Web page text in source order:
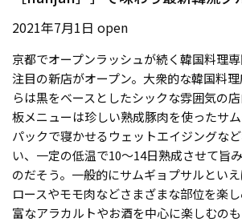
2021年7月1日 open
京都でオープンラッシュが続く韓国料理専
注目の新店がオープン。大衆的な韓国料
らは黒をベースとしたシックな雰囲気の
板メニューは珍しい熟成豚肉を使ったサ
パックで寝かせるウェットエイジングな
い、一定の低温で10〜14日熟成させて旨
のだそう。一般的にサムギョプサルといえ
ロースやモモ肉などさまざまな部位を楽
富なアラカルトやお酒を中心に楽しむの